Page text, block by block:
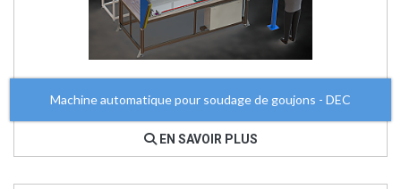
Machine automatique pour soudage de goujons - DEC
EN SAVOIR PLUS